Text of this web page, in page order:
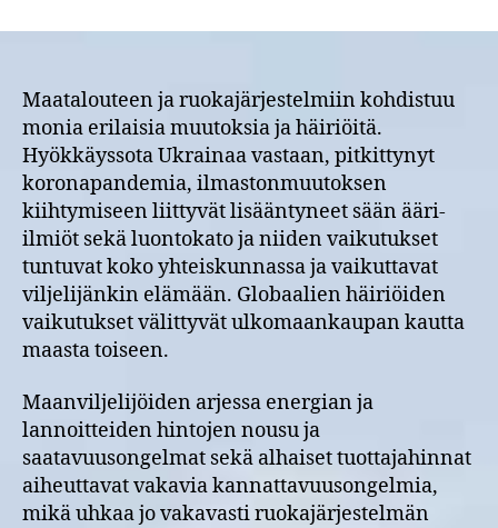
muutosjoustavuus
maatilalla
ruokajärjestelmässä
Maatalouteen ja ruokajärjestelmiin kohdistuu
monia erilaisia muutoksia ja häiriöitä.
Hyökkäyssota Ukrainaa vastaan, pitkittynyt
koronapandemia, ilmastonmuutoksen
kiihtymiseen liittyvät lisääntyneet sään ääri-
ilmiöt sekä luontokato ja niiden vaikutukset
tuntuvat koko yhteiskunnassa ja vaikuttavat
viljelijänkin elämään. Globaalien häiriöiden
vaikutukset välittyvät ulkomaankaupan kautta
maasta toiseen.
Maanviljelijöiden arjessa energian ja
lannoitteiden hintojen nousu ja
saatavuusongelmat sekä alhaiset tuottajahinnat
aiheuttavat vakavia kannattavuusongelmia,
mikä uhkaa jo vakavasti ruokajärjestelmän